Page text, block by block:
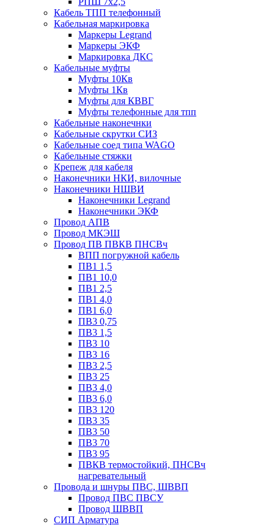
Кабель ТПП телефонный
Кабельная маркировка
Маркеры Legrand
Маркеры ЭКФ
Маркировка ДКС
Кабельные муфты
Муфты 10Кв
Муфты 1Кв
Муфты для КВВГ
Муфты телефонные для тпп
Кабельные наконечнки
Кабельные скрутки СИЗ
Кабельные соед типа WAGO
Кабельные стяжки
Крепеж для кабеля
Наконечники НКИ, вилочные
Наконечники НШВИ
Наконечники Legrand
Наконечники ЭКФ
Провод АПВ
Провод МКЭШ
Провод ПВ ПВКВ ПНСВч
ВПП погружной кабель
ПВ1 1,5
ПВ1 10,0
ПВ1 2,5
ПВ1 4,0
ПВ1 6,0
ПВ3 0,75
ПВ3 1,5
ПВ3 10
ПВ3 16
ПВ3 2,5
ПВ3 25
ПВ3 4,0
ПВ3 6,0
ПВ3 120
ПВ3 35
ПВ3 50
ПВ3 70
ПВ3 95
ПВКВ термостойкий, ПНСВч
нагревательный
Провода и шнуры ПВС, ШВВП
Провод ПВС ПВСУ
Провод ШВВП
СИП Арматура